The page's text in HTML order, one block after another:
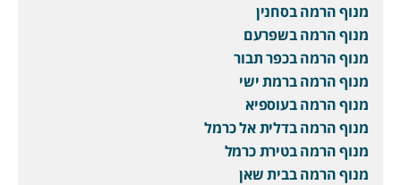
מנוף הרמה בסחנין
מנוף הרמה בשפרעם
מנוף הרמה בכפר תבור
מנוף הרמה ברמת ישי
מנוף הרמה בעוספיא
מנוף הרמה בדלית אל כרמל
מנוף הרמה בטירת כרמל
מנוף הרמה בבית שאן